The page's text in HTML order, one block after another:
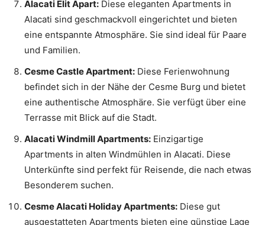
Alacati Elit Apart: Diese eleganten Apartments in
Alacati sind geschmackvoll eingerichtet und bieten
eine entspannte Atmosphäre. Sie sind ideal für Paare
und Familien.
Cesme Castle Apartment: Diese Ferienwohnung
befindet sich in der Nähe der Cesme Burg und bietet
eine authentische Atmosphäre. Sie verfügt über eine
Terrasse mit Blick auf die Stadt.
Alacati Windmill Apartments: Einzigartige
Apartments in alten Windmühlen in Alacati. Diese
Unterkünfte sind perfekt für Reisende, die nach etwas
Besonderem suchen.
Cesme Alacati Holiday Apartments: Diese gut
ausgestatteten Apartments bieten eine günstige Lage